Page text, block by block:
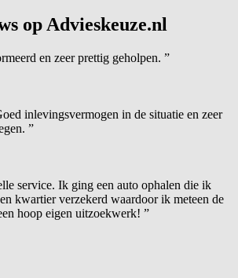
op Advieskeuze.nl
en zeer prettig geholpen. ”
inlevingsvermogen in de situatie en zeer
”
service. Ik ging een auto ophalen die ik
kwartier verzekerd waardoor ik meteen de
hoop eigen uitzoekwerk! ”